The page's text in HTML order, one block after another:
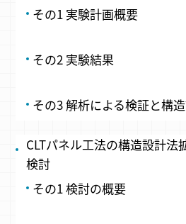
その1 実験計画概要
その2 実験結果
その3 解析による検証と構
CLTパネル工法の構造設計法
検討
その1 検討の概要